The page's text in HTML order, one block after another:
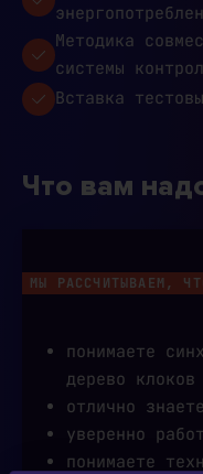
Методика
системы
Вставка
Что вам
МЫ РАССЧИТЫВАЕМ,
понимаете
дерево клоков
отлично
уверенно
понимаете